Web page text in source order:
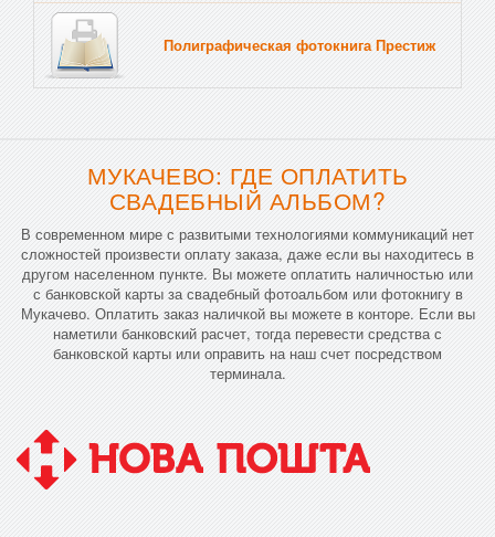
Полиграфическая фотокнига Престиж
МУКАЧЕВО: ГДЕ ОПЛАТИТЬ
СВАДЕБНЫЙ АЛЬБОМ?
В современном мире с развитыми технологиями коммуникаций нет
сложностей произвести оплату заказа, даже если вы находитесь в
другом населенном пункте. Вы можете оплатить наличностью или
с банковской карты за свадебный фотоальбом или фотокнигу в
Мукачево. Оплатить заказ наличкой вы можете в конторе. Если вы
наметили банковский расчет, тогда перевести средства с
банковской карты или оправить на наш счет посредством
терминала.